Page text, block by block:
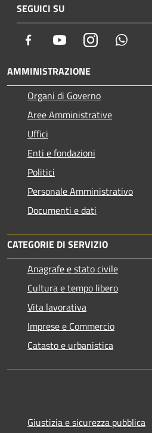
SEGUICI SU
Facebook YoutubeInstagram
AMMINISTRAZIONE
Organi di Governo
Aree Amministrative
Uffici
Enti e fondazioni
Politici
Personale Amministrativo
Documenti e dati
CATEGORIE DI SERVIZIO
Anagrafe e stato civile
Cultura e tempo libero
Vita lavorativa
Imprese e Commercio
Catasto e urbanistica
Giustizia e sicurezza pubblica